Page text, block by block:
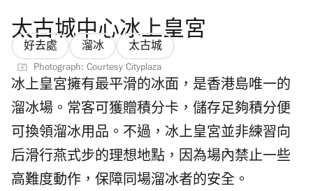
太古城中心冰上皇宮
好去處 溜冰 太古城
Photograph: Courtesy Cityplaza
冰上皇宮擁有最平滑的冰面，是香港島唯一的
溜冰場。常客可獲贈積分卡，儲存足夠積分便
可換領溜冰用品。不過，冰上皇宮並非練習向
后滑行燕式步的理想地點，因為場內禁止一些
高難度動作，保障同場溜冰者的安全。